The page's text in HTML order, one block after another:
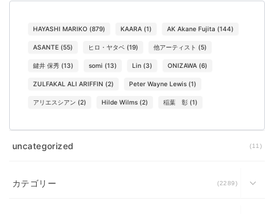
HAYASHI MARIKO (879) KAARA (1) AK Akane Fujita (144)
ASANTE (55) ヒロ・ヤタベ (19) 他アーティスト (5)
鍵井 保秀 (13) somi (13) Lin (3) ONIZAWA (6)
ZULFAKAL ALI ARIFFIN (2) Peter Wayne Lewis (1)
アリエスシアン (2) Hilde Wilms (2) 稲葉 彰 (1)
uncategorized 11
カテゴリー 2289